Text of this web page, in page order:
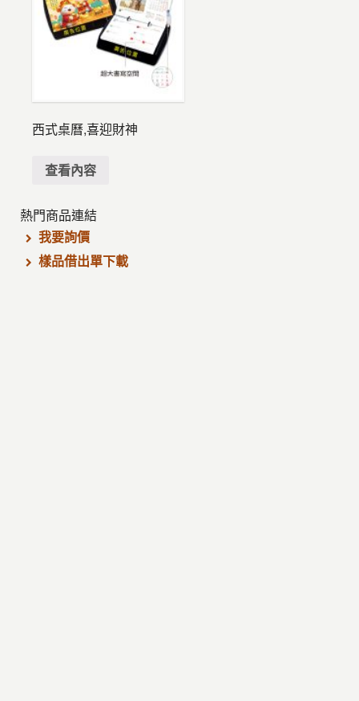
西式桌曆,喜迎財神
查看內容
熱門商品連結
我要詢價
樣品借出單下載